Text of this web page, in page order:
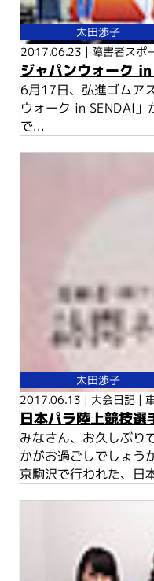
太田渉子
2017.06.23 | 障害者スポ
ジャパンウォーク
6月17日、弘進ゴムア
ウォーク in SENDAI」
で...
太田渉子
2017.06.13 | 大会日記 |
日本パラ陸上競技選
みなさん、お久しぶり
かがお過ごしでしょう
京駒沢で行われた、日